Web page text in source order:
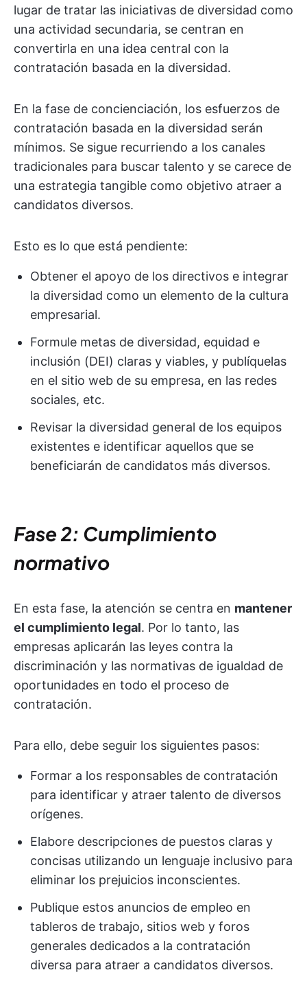
lugar de tratar las iniciativas de diversidad como
una actividad secundaria, se centran en
convertirla en una idea central con la
contratación basada en la diversidad.
En la fase de concienciación, los esfuerzos de
contratación basada en la diversidad serán
mínimos. Se sigue recurriendo a los canales
tradicionales para buscar talento y se carece de
una estrategia tangible como objetivo atraer a
candidatos diversos.
Esto es lo que está pendiente:
Obtener el apoyo de los directivos e integrar
la diversidad como un elemento de la cultura
empresarial.
Formule metas de diversidad, equidad e
inclusión (DEI) claras y viables, y publíquelas
en el sitio web de su empresa, en las redes
sociales, etc.
Revisar la diversidad general de los equipos
existentes e identificar aquellos que se
beneficiarán de candidatos más diversos.
Fase 2: Cumplimiento
normativo
En esta fase, la atención se centra en mantener
el cumplimiento legal. Por lo tanto, las
empresas aplicarán las leyes contra la
discriminación y las normativas de igualdad de
oportunidades en todo el proceso de
contratación.
Para ello, debe seguir los siguientes pasos:
Formar a los responsables de contratación
para identificar y atraer talento de diversos
orígenes.
Elabore descripciones de puestos claras y
concisas utilizando un lenguaje inclusivo para
eliminar los prejuicios inconscientes.
Publique estos anuncios de empleo en
tableros de trabajo, sitios web y foros
generales dedicados a la contratación
diversa para atraer a candidatos diversos.